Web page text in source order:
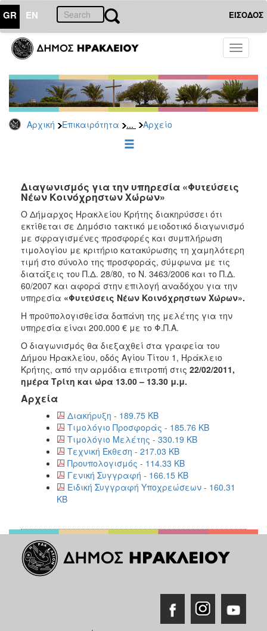
GR EN ΕΙΣΟΔΟΣ
Toggle
Αρχική Επικαιρότητα ... Αρχείο
ΕΠΙΚΑΙΡΟΤΗΤΑ
-
Δημοπρασίες
Αρχείο
2026
2022
2021
2020
2019
2018
2017
2016
2015
2013
ΔΗΜΟΤΗΣ
ΕΠΙΣΚΕΠΤΗΣ
Διαγωνισμός για την υπηρεσία «Φυτεύσεις
Νέων Κοινόχρηστων Χώρων»
Ο Δήμαρχος Ηρακλείου Κρήτης διακηρύσσει ότι
εκτίθεται σε Δημόσιο τακτικό μειοδοτικό διαγωνισμό
με σφραγισμένες προσφορές και συμπλήρωση
τιμολογίου με κριτήριο κατακύρωσης τη χαμηλότερη
τιμή στο σύνολο της προσφοράς, σύμφωνα με τις
διατάξεις του Π.Δ. 28/80, το Ν. 3463/2006 και το Π.Δ.
60/2007 και αφορά στην επιλογή αναδόχου για την
υπηρεσία «Φυτεύσεις Νέων Κοινόχρηστων Χώρων».
Η προϋπολογισθείσα δαπάνη της μελέτης για την
υπηρεσία είναι 200.000 € με το Φ.Π.Α.
Ο διαγωνισμός θα διεξαχθεί στα γραφεία του
Δήμου Ηρακλείου, οδός Αγίου Τίτου 1, Ηράκλειο
Κρήτης, από την αρμόδια επιτροπή στις 22/02/2011,
ημέρα Τρίτη και ώρα 13.00 – 13.30 μ.μ.
Αρχεία
Διακήρυξη - 189.75 KB
Τιμολόγιο Προσφοράς - 185.76 KB
Τιμολόγιο Μελέτης - 330.19 KB
Τεχνική Έκθεση - 217.03 KB
Προυπολογισμός - 114.33 KB
Γενική Συγγραφή - 166.15 KB
Ειδική Συγγραφή Υποχρεώσεων - 160.31
KB